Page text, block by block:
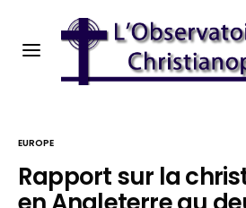
EUROPE
Rapport sur la